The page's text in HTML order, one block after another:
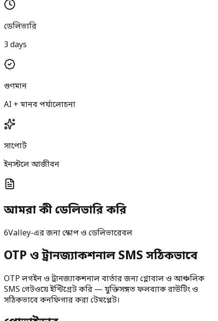
ডেলিভারি
3 days
গুণমান
AI + মানব পর্যালোচনা
সাপোর্ট
ইনস্টলে আজীবন
আমরা কী ডেলিভারি করি
6Valley-এর জন্য স্কোপ ও ডেলিভারেবল
OTP ও ট্রানজ্যাকশনাল SMS সঠিকভাবে
OTP লগইন ও ট্রানজ্যাকশনাল বার্তার জন্য গ্লোবাল ও আঞ্চলিক
SMS গেটওয়ে ইন্টিগ্রেট করি — যুক্তিসঙ্গত ফলব্যাক রাউটিং ও
সঠিকভাবে কনফিগার করা টেমপ্লেট।